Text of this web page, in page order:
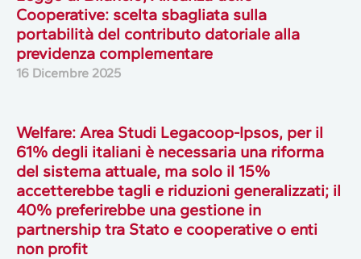
Cooperative: scelta sbagliata sulla
portabilità del contributo datoriale alla
previdenza complementare
16 Dicembre 2025
Welfare: Area Studi Legacoop-Ipsos, per il
61% degli italiani è necessaria una riforma
del sistema attuale, ma solo il 15%
accetterebbe tagli e riduzioni generalizzati; il
40% preferirebbe una gestione in
partnership tra Stato e cooperative o enti
non profit